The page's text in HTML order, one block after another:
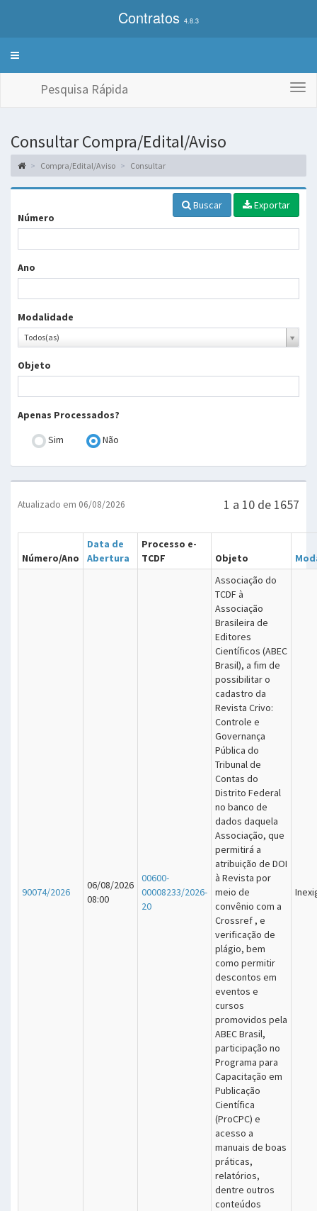
Contratos 4.8.3
Alterna
Pesquisa Rápida
Consultar Compra/Edital/Aviso
Compra/Edital/Aviso Consultar
Buscar
Exportar
Número
Ano
Modalidade
Todos(as)
Modalidade
Objeto
Apenas Processados?
Sim
Não
Atualizado em 06/08/2026 1 a 10 de 1657
Número/Ano
Data de
Abertura
Processo e-
TCDF
Objeto
90074/2026
06/08/2026
08:00
00600-
00008233/2026-
20
Associação do
TCDF à
Associação
Brasileira de
Editores
Científicos (ABEC
Brasil), a fim de
possibilitar o
cadastro da
Revista Crivo:
Controle e
Governança
Pública do
Tribunal de
Contas do
Distrito Federal
no banco de
dados daquela
Associação, que
permitirá a
atribuição de DOI
à Revista por
meio de
convênio com a
Crossref , e
verificação de
plágio, bem
como permitir
descontos em
eventos e
cursos
promovidos pela
ABEC Brasil,
participação no
Programa para
Capacitação em
Publicação
Científica
(ProCPC) e
acesso a
manuais de boas
práticas,
relatórios,
dentre outros
conteúdos